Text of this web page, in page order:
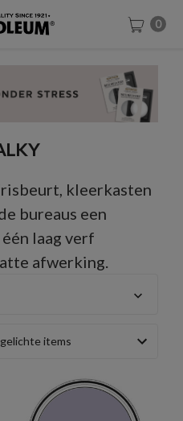
0
kleerkasten
bureaus een
laag verf
afwerking.